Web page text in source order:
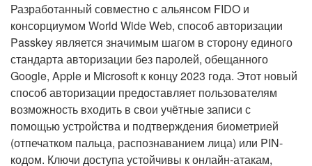
Разработанный совместно с альянсом FIDO и
консорциумом World Wide Web, способ авторизации
Passkey является значимым шагом в сторону единого
стандарта авторизации без паролей, обещанного
Google, Apple и Microsoft к концу 2023 года. Этот новый
способ авторизации предоставляет пользователям
возможность входить в свои учётные записи с
помощью устройства и подтверждения биометрией
(отпечатком пальца, распознаванием лица) или PIN-
кодом. Ключи доступа устойчивы к онлайн-атакам,